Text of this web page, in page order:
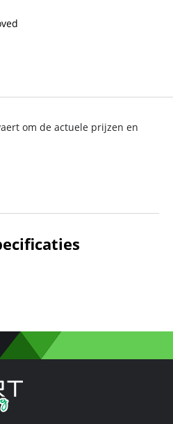
om de actuele prijzen en